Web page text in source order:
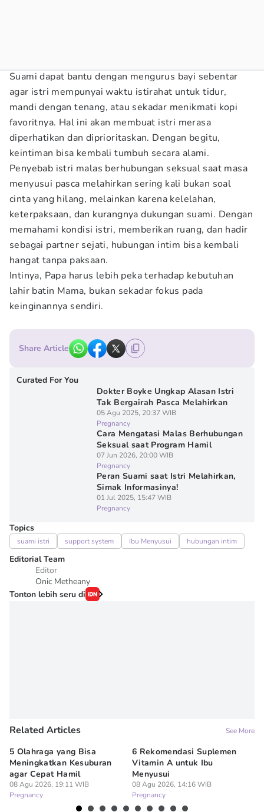
Suami dapat bantu dengan mengurus bayi sebentar
agar istri mempunyai waktu istirahat untuk tidur,
mandi dengan tenang, atau sekadar menikmati kopi
favoritnya. Hal ini akan membuat istri merasa
diperhatikan dan diprioritaskan. Dengan begitu,
keintiman bisa kembali tumbuh secara alami.
Penyebab istri malas berhubungan seksual saat masa
menyusui pasca melahirkan sering kali bukan soal
cinta yang hilang, melainkan karena kelelahan,
keterpaksaan, dan kurangnya dukungan suami. Dengan
memahami kondisi istri, memberikan ruang, dan hadir
sebagai partner sejati, hubungan intim bisa kembali
hangat tanpa paksaan.
Intinya, Papa harus lebih peka terhadap kebutuhan
lahir batin Mama, bukan sekadar fokus pada
keinginannya sendiri.
Share Article
Curated For You
Dokter Boyke Ungkap Alasan Istri
Tak Bergairah Pasca Melahirkan
05 Agu 2025, 20:37 WIB
Pregnancy
Cara Mengatasi Malas Berhubungan
Seksual saat Program Hamil
07 Jun 2026, 20:00 WIB
Pregnancy
Peran Suami saat Istri Melahirkan,
Simak Informasinya!
01 Jul 2025, 15:47 WIB
Pregnancy
Topics
suami istri support system Ibu Menyusui hubungan intim
Editorial Team
Editor
Onic Metheany
Tonton lebih seru di
Related Articles See More
5 Olahraga yang Bisa
Meningkatkan Kesuburan
agar Cepat Hamil
08 Agu 2026, 19:11 WIB
Pregnancy
6 Rekomendasi Suplemen
Vitamin A untuk Ibu
Menyusui
08 Agu 2026, 14:16 WIB
Pregnancy